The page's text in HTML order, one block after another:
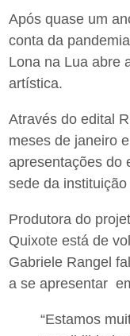
Após quase um
conta da
Lona na Lua abre
artística.
Através do edital
meses de janeiro
apresentações do
sede da
Produtora do
Quixote está de
Gabriele Rangel
a se apresentar
“Estamos